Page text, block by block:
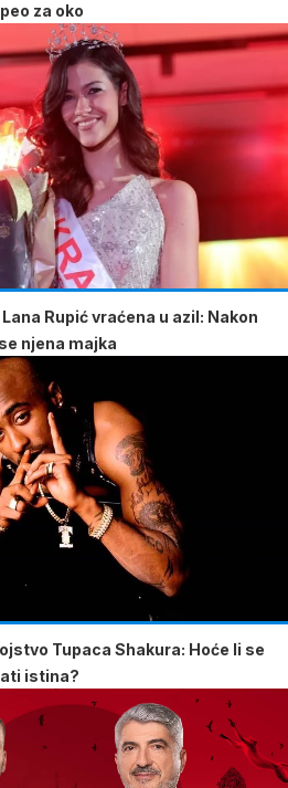
za oko
Rupić vraćena u azil: Nakon
njena majka
Tupaca Shakura: Hoće li se
istina?